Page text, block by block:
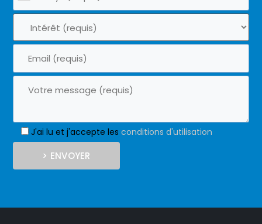
J'ai lu et j'accepte lesconditions d'utilisation